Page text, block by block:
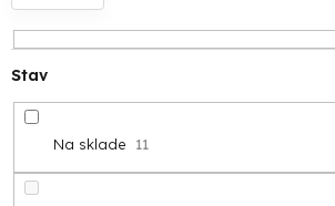
r
o
d
u
Stav
Na sklade 11